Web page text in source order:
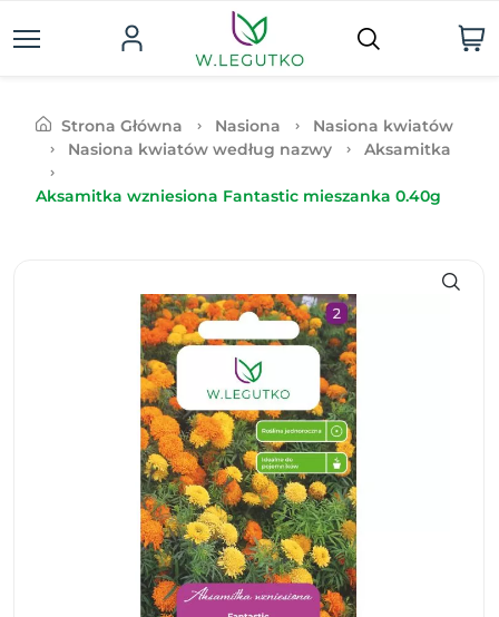
Strona Główna Nasiona
Nasiona kwiatów
Nasiona kwiatów według nazwy
Aksamitka
Aksamitka wzniesiona Fantastic mieszanka 0.40g